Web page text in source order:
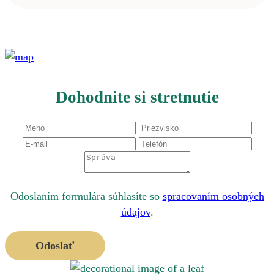
Dohodnite si stretnutie
Odoslaním formulára súhlasíte so spracovaním osobných
údajov.
Odoslať